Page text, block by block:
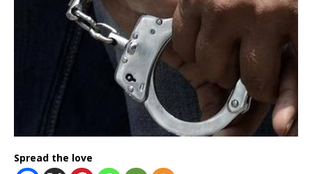
Spread the love